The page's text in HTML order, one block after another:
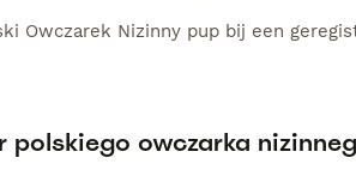
Owczarek Nizinny pup bij een
polskiego owczarka